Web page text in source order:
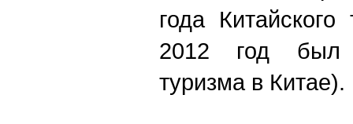
года
2012 год был
туризма в Китае).